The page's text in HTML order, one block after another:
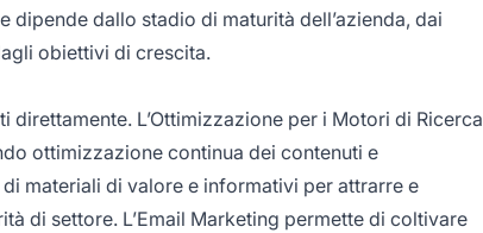
dallo stadio di maturità dell’azienda, dai
obiettivi di crescita.
L’Ottimizzazione per i Motori di Ricerca
ottimizzazione continua dei contenuti e
materiali di valore e informativi per attrarre e
di settore. L’Email Marketing permette di coltivare